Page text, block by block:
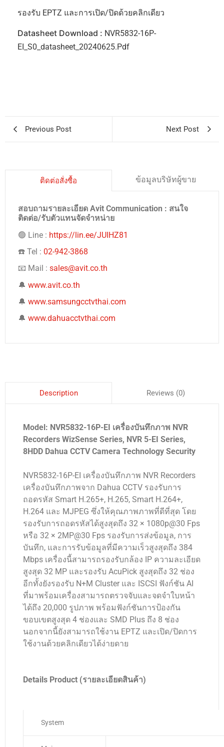
รองรับ EPTZ และการเปิด/ปิดด้วยคลิกเดียว
Datasheet Download : NVR5832-16P-
EI_S0_datasheet_20240625.pdf
Previous Post Next Post
ติดต่อสั่งซื้อ ข้อมูลบริษัทผู้ขาย
สอบถามรายละเอียด Avit Communication : สนใจ
ติดต่อ/รับตัวแทนจัดจำหน่าย
🟢 Line : https://lin.ee/JUIHZ81
☎️ Tel : 02-942-3868
📧 Mail : sales@avit.co.th
🔔 www.avit.co.th
🔔 www.samsungcctvthai.com
🔔 www.dahuacctvthai.com
Description Reviews (0)
Model: NVR5832-16P-EI เครื่องบันทึกภาพ NVR
Recorders WizSense Series, NVR 5-EI Series,
8HDD Dahua CCTV Camera Technology Security
NVR5832-16P-EI เครื่องบันทึกภาพ NVR Recorders
เครื่องบันทึกภาพจาก Dahua CCTV รองรับการ
ถอดรหัส Smart H.265+, H.265, Smart H.264+,
H.264 และ MJPEG ซึ่งให้คุณภาพภาพที่ดีที่สุด โดย
รองรับการถอดรหัสได้สูงสุดถึง 32 × 1080p@30 Fps
หรือ 32 × 2MP@30 Fps รองรับการส่งข้อมูล, การ
บันทึก, และการรับข้อมูลที่มีความเร็วสูงสุดถึง 384
Mbps เครื่องนี้สามารถรองรับกล้อง IP ความละเอียด
สูงสุด 32 MP และรองรับ AcuPick สูงสุดถึง 32 ช่อง
อีกทั้งยังรองรับ N+M Cluster และ ISCSI ฟังก์ชัน AI
ที่มาพร้อมเครื่องสามารถตรวจจับและจดจำใบหน้า
ได้ถึง 20,000 รูปภาพ พร้อมฟังก์ชันการป้องกัน
ขอบเขตสูงสุด 4 ช่องและ SMD Plus ถึง 8 ช่อง
นอกจากนี้ยังสามารถใช้งาน EPTZ และเปิด/ปิดการ
ใช้งานด้วยคลิกเดียวได้ง่ายดาย
Details Product (รายละเอียดสินค้า)
System